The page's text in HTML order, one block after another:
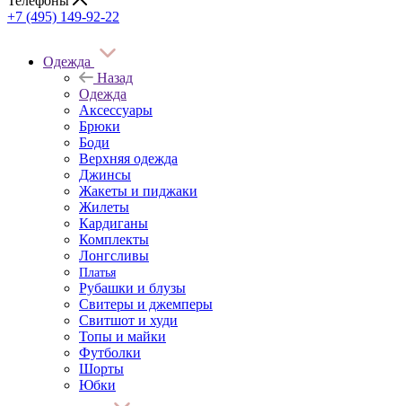
+7 (495) 149-92-22
Одежда
Назад
Одежда
Аксессуары
Брюки
Боди
Верхняя одежда
Джинсы
Жакеты и пиджаки
Жилеты
Кардиганы
Комплекты
Лонгсливы
Платья
Рубашки и блузы
Свитеры и джемперы
Свитшот и худи
Топы и майки
Футболки
Шорты
Юбки